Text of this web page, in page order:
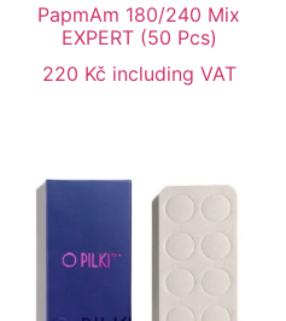
PapmAm 180/240 Mix
EXPERT (50 Pcs)
220 Kč including VAT